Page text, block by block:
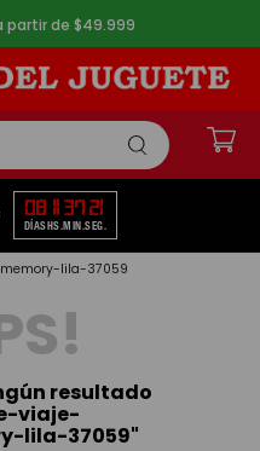
partir de $49.999
08
DÍAS
11
HS.
37
MIN.
20
SEG.
lila-37059
resultado
viaje-
lila-37059"